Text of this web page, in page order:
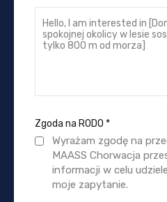
Zgoda na RODO *
Wyrażam zgodę na
MAASS Chorwacja
informacji w celu
moje zapytanie.